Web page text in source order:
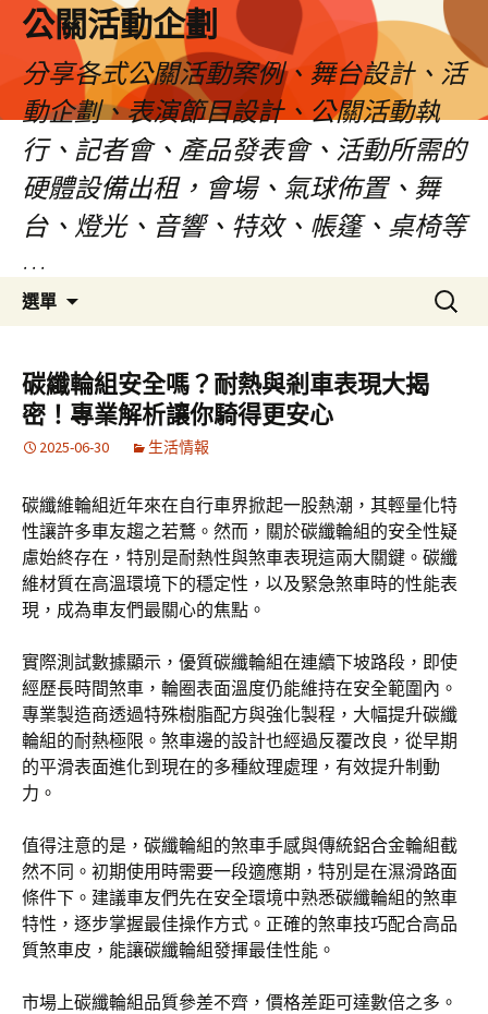
公關活動企劃
分享各式公關活動案例、舞台設計、活
動企劃、表演節目設計、公關活動執
行、記者會、產品發表會、活動所需的
硬體設備出租，會場、氣球佈置、舞
台、燈光、音響、特效、帳篷、桌椅等
…
選單
要
內
容
搜
尋
字:
碳纖輪組安全嗎？耐熱與剎車表現大揭
密！專業解析讓你騎得更安心
2025-06-30 生活情報
碳纖維輪組近年來在自行車界掀起一股熱潮，其輕量化特
性讓許多車友趨之若鶩。然而，關於碳纖輪組的安全性疑
慮始終存在，特別是耐熱性與煞車表現這兩大關鍵。碳纖
維材質在高溫環境下的穩定性，以及緊急煞車時的性能表
現，成為車友們最關心的焦點。
實際測試數據顯示，優質碳纖輪組在連續下坡路段，即使
經歷長時間煞車，輪圈表面溫度仍能維持在安全範圍內。
專業製造商透過特殊樹脂配方與強化製程，大幅提升碳纖
輪組的耐熱極限。煞車邊的設計也經過反覆改良，從早期
的平滑表面進化到現在的多種紋理處理，有效提升制動
力。
值得注意的是，碳纖輪組的煞車手感與傳統鋁合金輪組截
然不同。初期使用時需要一段適應期，特別是在濕滑路面
條件下。建議車友們先在安全環境中熟悉碳纖輪組的煞車
特性，逐步掌握最佳操作方式。正確的煞車技巧配合高品
質煞車皮，能讓碳纖輪組發揮最佳性能。
市場上碳纖輪組品質參差不齊，價格差距可達數倍之多。